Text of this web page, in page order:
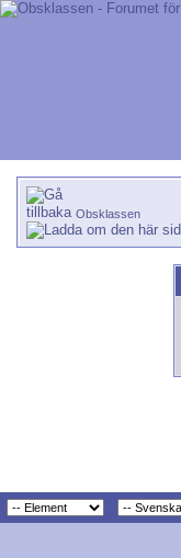
Obsklassen